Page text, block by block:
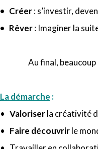
• Créer: s’investir,
• Rêver: Imaginer la
Au final, beaucoup
La démarche :
• Valoriserla créativité
• Faire découvrirle